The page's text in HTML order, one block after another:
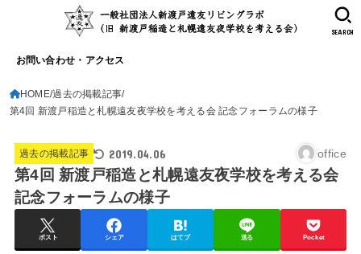
お問い合わせ・アクセス
SEARCH
HOME 過去の掲載記事
第4回 新渡戸稲造と札幌遠友夜学校を考える会 記念フォーラムの様子
過去の掲載記事 2019.04.06 office
第4回 新渡戸稲造と札幌遠友夜学校を考える会
記念フォーラムの様子
ポスト シェア はてブ 送る Pocket